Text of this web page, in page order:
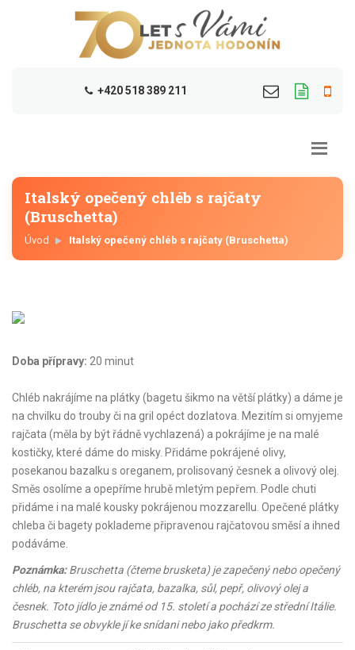
+420 518 389 211
Italský opečený chléb s rajčaty
(Bruschetta)
Úvod Italský opečený chléb s rajčaty (Bruschetta)
Doba přípravy: 20 minut
Chléb nakrájíme na plátky (bagetu šikmo na větší plátky) a dáme je
na chvilku do trouby či na gril opéct dozlatova. Mezitím si omyjeme
rajčata (měla by být řádně vychlazená) a pokrájíme je na malé
kostičky, které dáme do misky. Přidáme pokrájené olivy,
posekanou bazalku s oreganem, prolisovaný česnek a olivový olej.
Směs osolíme a opepříme hrubě mletým pepřem. Podle chuti
přidáme i na malé kousky pokrájenou mozzarellu. Opečené plátky
chleba či bagety poklademe připravenou rajčatovou směsí a ihned
podáváme.
Poznámka:Bruschetta (čteme brusketa) je zapečený nebo opečený
chléb, na kterém jsou rajčata, bazalka, sůl, pepř, olivový olej a
česnek. Toto jídlo je známé od 15. století a pochází ze střední Itálie.
Bruschetta se obvykle jí ke snídani nebo jako předkrm.